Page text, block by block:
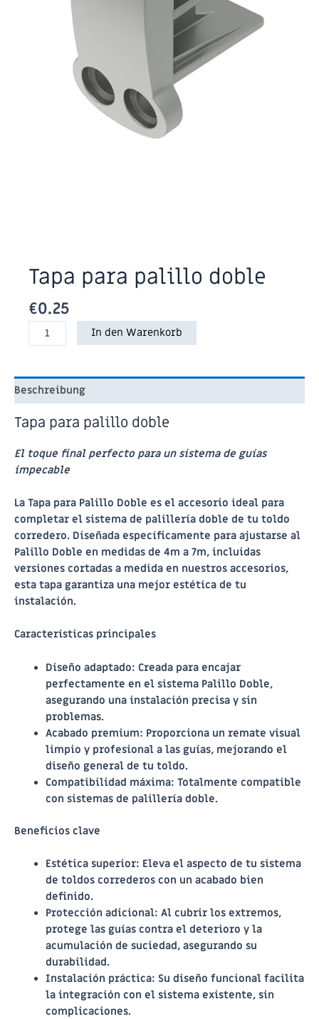
Tapa para palillo doble
€0.25
Tapa
para
doble
Menge
In den Warenkorb
Beschreibung
Tapa para palillo doble
El toque final perfecto para un sistema de guías
impecable
La Tapa para Palillo Doble es el accesorio ideal para
completar el sistema de palillería doble de tu toldo
corredero. Diseñada específicamente para ajustarse al
Palillo Doble en medidas de 4m a 7m, incluidas
versiones cortadas a medida en nuestros accesorios,
esta tapa garantiza una mejor estética de tu
instalación.
Características principales
Diseño adaptado: Creada para encajar
perfectamente en el sistema Palillo Doble,
asegurando una instalación precisa y sin
problemas.
Acabado premium: Proporciona un remate visual
limpio y profesional a las guías, mejorando el
diseño general de tu toldo.
Compatibilidad máxima: Totalmente compatible
con sistemas de palillería doble.
Beneficios clave
Estética superior: Eleva el aspecto de tu sistema
de toldos correderos con un acabado bien
definido.
Protección adicional: Al cubrir los extremos,
protege las guías contra el deterioro y la
acumulación de suciedad, asegurando su
durabilidad.
Instalación práctica: Su diseño funcional facilita
la integración con el sistema existente, sin
complicaciones.